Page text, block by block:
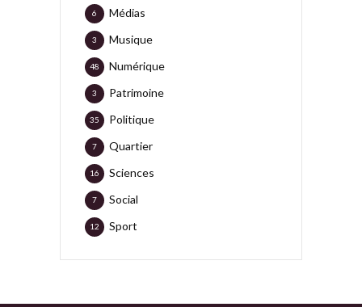
Médias
6
Musique
3
Numérique
48
Patrimoine
3
Politique
35
Quartier
7
Sciences
16
Social
7
Sport
12